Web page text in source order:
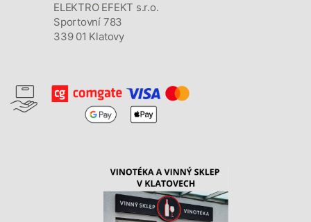
ELEKTRO EFEKT s.r.o.
Sportovní 783
339 01 Klatovy